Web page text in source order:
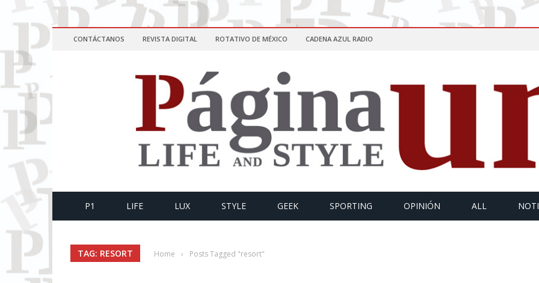
CONTÁCTANOS REVISTA DIGITAL ROTATIVO DE MÉXICO CADENA AZUL RADIO
P1 LIFE LUX STYLE GEEK SPORTING OPINIÓN ALL
TAG: RESORT Home › Posts Tagged "resort"